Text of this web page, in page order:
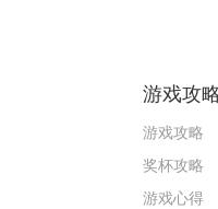
游戏攻
游戏攻略
奖杯攻略
游戏心得